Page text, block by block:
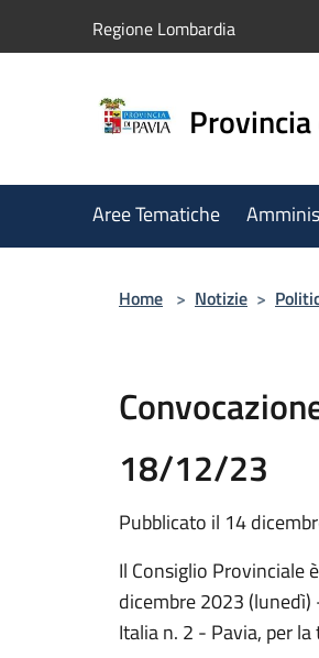
Regione Lombardia
Aree Tematiche
Home > Notizie >
18/12/23
Pubblicato il 14
Il Consiglio Provinciale
dicembre 2023 (lunedì)
Italia n. 2 - Pavia, per